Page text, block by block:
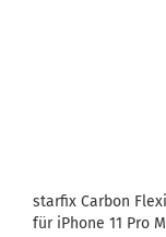
star­fix Car­bon
für iPho­ne 11 Pro